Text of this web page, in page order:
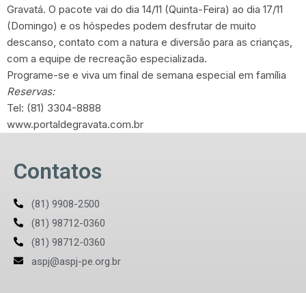
Gravatá. O pacote vai do dia 14/11 (Quinta-Feira) ao dia 17/11
(Domingo) e os hóspedes podem desfrutar de muito
descanso, contato com a natura e diversão para as crianças,
com a equipe de recreação especializada.
Programe-se e viva um final de semana especial em família
Reservas:
Tel: (81) 3304-8888
www.portaldegravata.com.br
Contatos
(81) 9908-2500
(81) 98712-0360
(81) 98712-0360
aspj@aspj-pe.org.br